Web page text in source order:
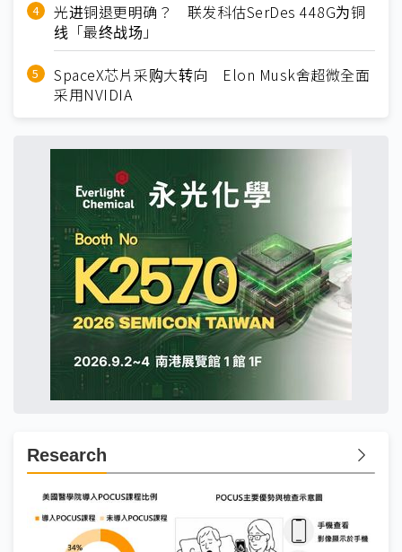
光进铜退更明确？ 联发科估SerDes 448G为铜
线「最终战场」
SpaceX芯片采购大转向 Elon Musk舍超微全面
采用NVIDIA
Research